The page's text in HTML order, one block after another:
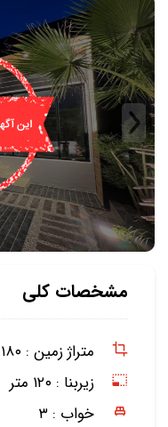
مشخصات کلی
متراژ زمین : ۱۸۰ متر
زیربنا : ۱۲۰ متر
خواب : ۳